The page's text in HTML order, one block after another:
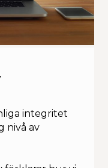
integritet
nivå av